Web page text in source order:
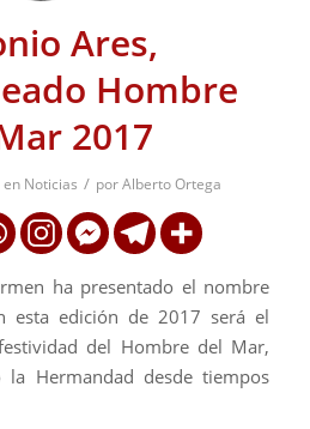
Ares,
Hombre
2017
en Noticias / porAlberto Ortega
ha presentado el nombre
esta edición de 2017 será el
del Hombre del Mar,
la Hermandad desde tiempos